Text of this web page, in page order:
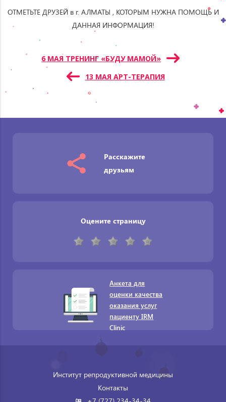
ОТМЕТЬТЕ ДРУЗЕЙ в г. АЛМАТЫ , КОТОРЫМ НУЖНА ПОМОЩЬ И
ДАННАЯ ИНФОРМАЦИЯ!
Навигация
по
6 МАЯ ТРЕНИНГ «БУДУ МАМОЙ»
13 МАЯ АРТ-ТЕРАПИЯ
Расскажите
друзьям
Оцените страницу
Анкета для
оценки качества
оказания услуг
пациенту IRM
Clinic
Институт репродуктивной медицины
Контакты